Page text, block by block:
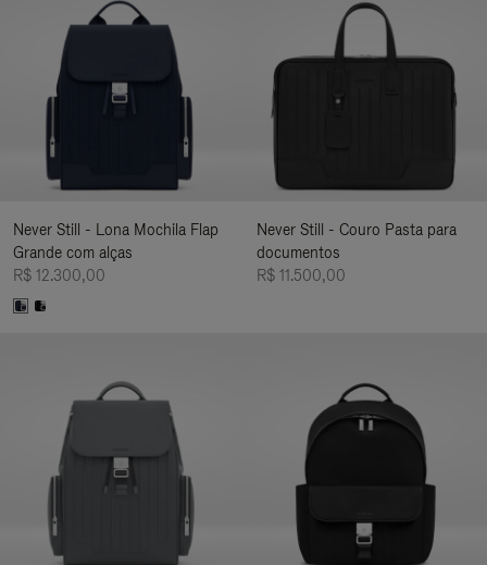
Never Still - Lona Mochila Flap
Grande com alças
R$ 12.300,00
Never Still - Couro Pasta para
documentos
R$ 11.500,00